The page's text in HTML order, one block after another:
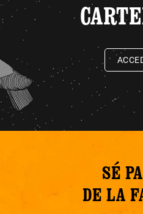
SÉ
DE LA